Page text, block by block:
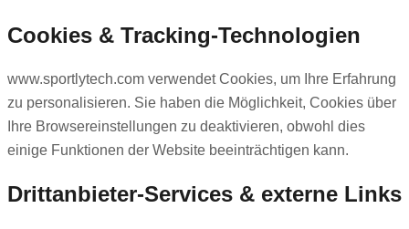
Cookies & Tracking-Technologien
www.sportlytech.com verwendet Cookies, um Ihre Erfahrung
zu personalisieren. Sie haben die Möglichkeit, Cookies über
Ihre Browsereinstellungen zu deaktivieren, obwohl dies
einige Funktionen der Website beeinträchtigen kann.
Drittanbieter-Services & externe Links